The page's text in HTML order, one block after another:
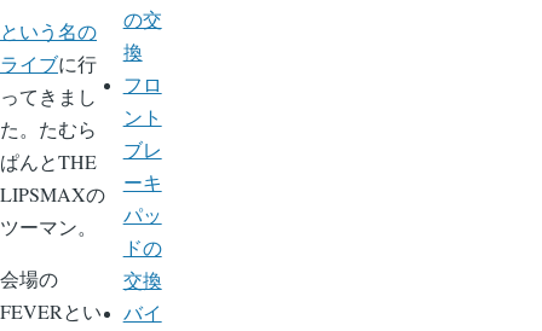
という名の
ライブに行
ってきまし
た。たむら
ぱんとTHE
LIPSMAXの
ツーマン。
会場の
FEVERとい
の交
換
フロ
ント
ブレ
ーキ
パッ
ドの
交換
バイ